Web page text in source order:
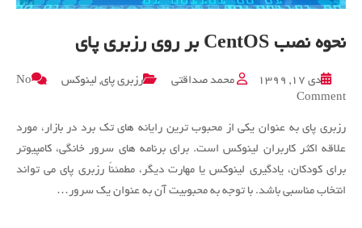
نحوه نصب CentOS بر روی رزبری پای
دی ۱۷, ۱۳۹۹ محمد صداقتی رزبری پای, لینوکس
No
Comment
on
نصب
CentOS
رزبری
رزبری پای به عنوان یکی از محبوب ترین رایانه های تک برد در بازار، مورد
علاقه اکثر کاربران لینوکس است. برای برنامه های سرور خانگی، کامپیوتر
برای کودکان، یادگیری لینوکس یا مهارت دیگر، مطمئناً رزبری پای می تواند
انتخاب مناسبی باشد. با توجه به محبوبیت آن به عنوان یک سرور…